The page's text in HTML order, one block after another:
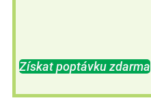
Získat poptávku zdarma